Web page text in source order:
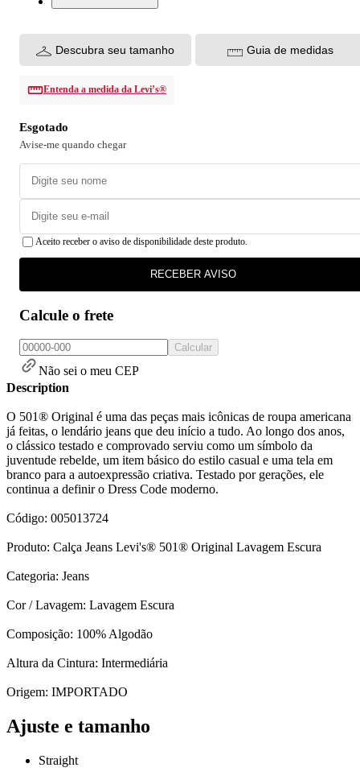
Descubra seu tamanho Guia de medidas
Entenda a medida da Levi’s®
Esgotado
Avise-me quando chegar
Aceito receber o aviso de disponibilidade deste produto.
RECEBER AVISO
Calcule o frete
Calcular
Não sei o meu CEP
Description
O 501® Original é uma das peças mais icônicas de roupa americana
já feitas, o lendário jeans que deu início a tudo. Ao longo dos anos,
o clássico testado e comprovado serviu como um símbolo da
juventude rebelde, um item básico do estilo casual e uma tela em
branco para a autoexpressão criativa. Testado por gerações, ele
continua a definir o Dress Code moderno.
Código: 005013724
Produto: Calça Jeans Levi's® 501® Original Lavagem Escura
Categoria: Jeans
Cor / Lavagem: Lavagem Escura
Composição: 100% Algodão
Altura da Cintura: Intermediária
Origem: IMPORTADO
Ajuste e tamanho
Straight